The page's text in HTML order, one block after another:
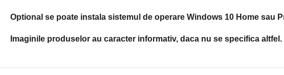
Optional se poate instala sistemul de operare Windows 10 Home
Imaginile produselor au caracter informativ, daca nu se specifica altfel.